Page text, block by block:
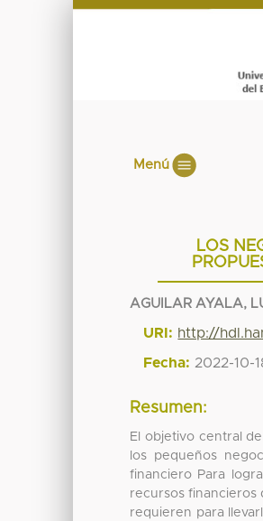
Menú
LOS
AGUILAR AYALA,
URI: http://
Fecha: 2022-10-
Resumen:
El objetivo central
los pequeños
financiero Para
recursos financieros
requieren para